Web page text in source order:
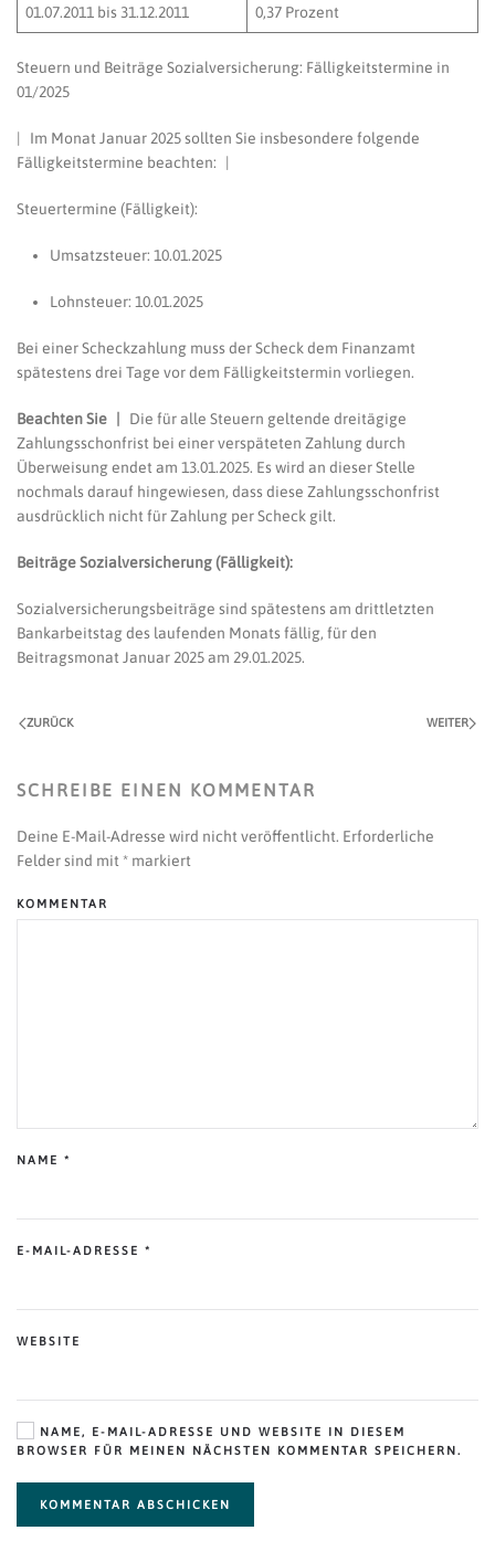
01.07.2011 bis 31.12.2011 0,37 Prozent
Steuern und Beiträge Sozialversicherung: Fälligkeitstermine in
01/2025
| Im Monat Januar 2025 sollten Sie insbesondere folgende
Fälligkeitstermine beachten: |
Steuertermine (Fälligkeit):
Umsatzsteuer: 10.01.2025
Lohnsteuer: 10.01.2025
Bei einer Scheckzahlung muss der Scheck dem Finanzamt
spätestens drei Tage vor dem Fälligkeitstermin vorliegen.
Beachten Sie | Die für alle Steuern geltende dreitägige
Zahlungsschonfrist bei einer verspäteten Zahlung durch
Überweisung endet am 13.01.2025. Es wird an dieser Stelle
nochmals darauf hingewiesen, dass diese Zahlungsschonfrist
ausdrücklich nicht für Zahlung per Scheck gilt.
Beiträge Sozialversicherung (Fälligkeit):
Sozialversicherungsbeiträge sind spätestens am drittletzten
Bankarbeitstag des laufenden Monats fällig, für den
Beitragsmonat Januar 2025 am 29.01.2025.
ZURÜCK WEITER
SCHREIBE EINEN KOMMENTAR
Deine E-Mail-Adresse wird nicht veröffentlicht. Erforderliche
Felder sind mit * markiert
KOMMENTAR
NAME *
E-MAIL-ADRESSE *
WEBSITE
NAME, E-MAIL-ADRESSE UND WEBSITE IN DIESEM
BROWSER FÜR MEINEN NÄCHSTEN KOMMENTAR SPEICHERN.
KOMMENTAR ABSCHICKEN